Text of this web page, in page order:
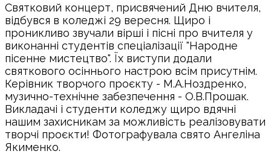
Святковий концерт, присвячений Дню вчителя,
відбувся в коледжі 29 вересня. Щиро і
проникливо звучали вірші і пісні про вчителя у
виконанні студентів спеціалізації "Народне
пісенне мистецтво". Їх виступи додали
святкового осіннього настрою всім присутнім.
Керівник творчого проєкту - М.А.Ноздренко,
музично-технічне забезпечення - О.В.Прошак.
Викладачі і студенти коледжу щиро вдячні
нашим захисникам за можливість реалізовувати
творчі проєкти! Фотографувала свято Ангеліна
Якименко.